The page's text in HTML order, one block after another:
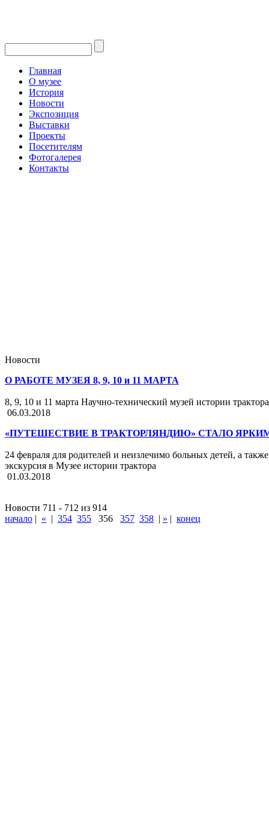
Главная
О музее
История
Новости
Экспозиция
Выставки
Проекты
Посетителям
Фотогалерея
Контакты
Новости
О РАБОТЕ МУЗЕЯ 8, 9, 10 и 11 МАРТА
8, 9, 10 и 11 марта Научно-технический музей истории
06.03.2018
«ПУТЕШЕСТВИЕ В ТРАКТОРЛЯНДИЮ» СТАЛО
24 февраля для родителей и неизлечимо больных детей, а
экскурсия в Музее истории трактора
01.03.2018
Новости 711 - 712 из 914
начало | « | 354 355 356 357 358 | » | конец